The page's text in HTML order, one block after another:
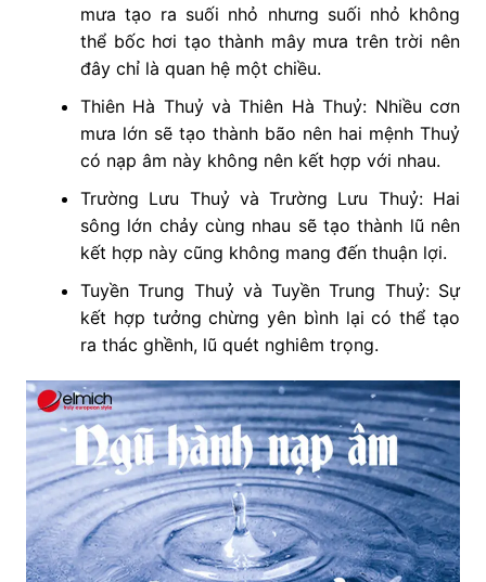
mưa tạo ra suối nhỏ nhưng suối nhỏ không
thể bốc hơi tạo thành mây mưa trên trời nên
đây chỉ là quan hệ một chiều.
Thiên Hà Thuỷ và Thiên Hà Thuỷ: Nhiều cơn
mưa lớn sẽ tạo thành bão nên hai mệnh Thuỷ
có nạp âm này không nên kết hợp với nhau.
Trường Lưu Thuỷ và Trường Lưu Thuỷ: Hai
sông lớn chảy cùng nhau sẽ tạo thành lũ nên
kết hợp này cũng không mang đến thuận lợi.
Tuyền Trung Thuỷ và Tuyền Trung Thuỷ: Sự
kết hợp tưởng chừng yên bình lại có thể tạo
ra thác ghềnh, lũ quét nghiêm trọng.